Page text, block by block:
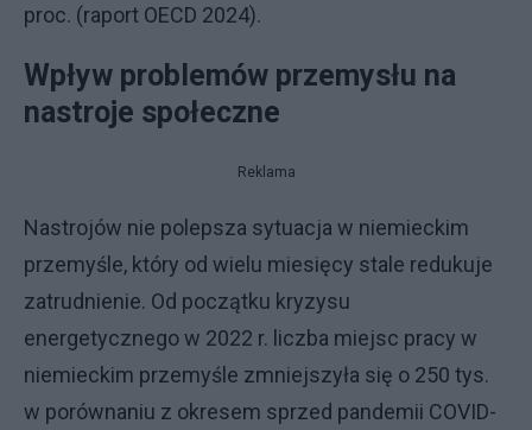
proc. (raport OECD 2024).
Wpływ problemów przemysłu na
nastroje społeczne
Reklama
Nastrojów nie polepsza sytuacja w niemieckim
przemyśle, który od wielu miesięcy stale redukuje
zatrudnienie. Od początku kryzysu
energetycznego w 2022 r. liczba miejsc pracy w
niemieckim przemyśle zmniejszyła się o 250 tys.
w porównaniu z okresem sprzed pandemii COVID-